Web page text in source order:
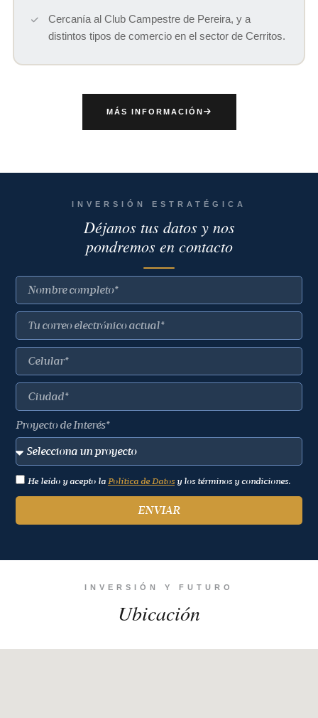
Cercanía al Club Campestre de Pereira, y a
distintos tipos de comercio en el sector de Cerritos.
MÁS INFORMACIÓN
INVERSIÓN ESTRATÉGICA
Déjanos tus datos y nos
pondremos en contacto
Proyecto de Interés*
He leído y acepto la Política de Datos y los términos y condiciones.
ENVIAR
INVERSIÓN Y FUTURO
Ubicación